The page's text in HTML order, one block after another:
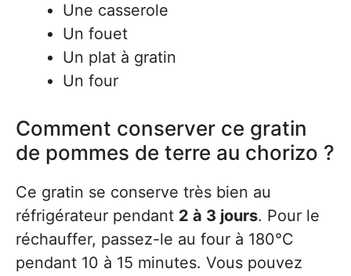
Une casserole
Un fouet
Un plat à gratin
Un four
Comment conserver ce gratin
de pommes de terre au chorizo ?
Ce gratin se conserve très bien au
réfrigérateur pendant 2 à 3 jours. Pour le
réchauffer, passez-le au four à 180°C
pendant 10 à 15 minutes. Vous pouvez